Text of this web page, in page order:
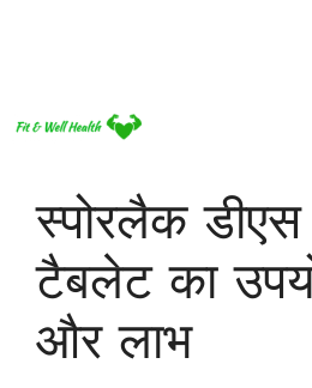
स्पोरलैक डीएस
टैबलेट का
और लाभ